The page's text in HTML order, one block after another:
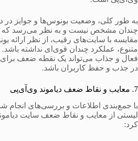
به طور کلی، وضعیت بونوس‌ها و جوایز در
چندان مشخص نیست و به نظر می‌رسد که
مقایسه با سایت‌های رقیب، از نظر ارائه
متنوع، عملکرد چندان قوی‌ای نداشته
فعال و جذاب می‌تواند یک نقطه ضعف برای
در جذب و حفظ کاربران باشد.
7. معایب و نقاط ضعف دیاموند وی‌آی‌پی
با جمع‌بندی اطلاعات و بررسی‌های انجام
لیستی از معایب و نقاط ضعف سایت
کرد: